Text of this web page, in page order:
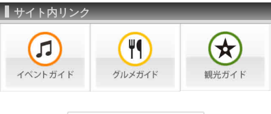
サイト内リンク